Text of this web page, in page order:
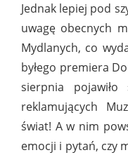
Jednak lepiej pod
uwagę obecnych
Mydlanych, co
byłego premiera
sierpnia
reklamujących
świat! A w nim
emocji i pytań, czy